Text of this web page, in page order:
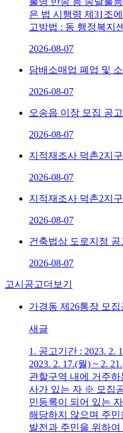
은 법 시행령 제31조
고방법 : 동 행정복지
2026-08-07
담배소매업 폐업 및
2026-08-07
오송읍 이장 모집 공
2026-08-07
지적재조사 덕촌2지
2026-08-07
지적재조사 덕촌2지
2026-08-07
건축법상 도로지정
2026-08-07
고시공고더보기
가경동 제26통장 모
새글
1. 공고기간 : 2023. 2.
2023. 2. 17.(월) ~ 2.
관할구역 내에 거주하
사가 있는 자 ※ 모집
민등록이 되어 있는
해당하지 않으며 주
발전과 주민을 위하